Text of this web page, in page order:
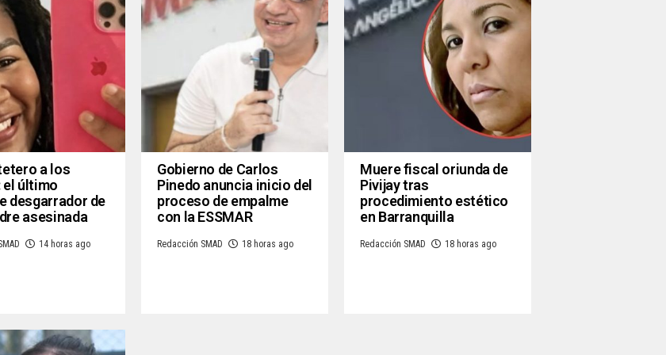
a los
el último
desgarrador de
asesinada
14 horas ago
Gobierno de Carlos
Pinedo anuncia inicio del
proceso de empalme
con la ESSMAR
Redacción SMAD 18 horas ago
Muere fiscal oriunda de
Pivijay tras
procedimiento estético
en Barranquilla
Redacción SMAD 18 horas ago